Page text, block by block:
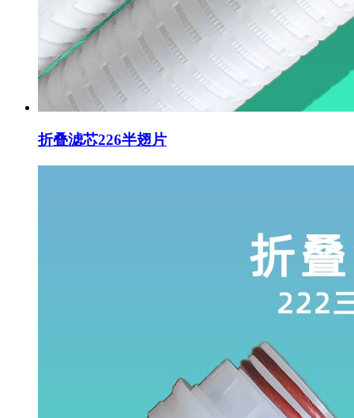
折叠滤芯226半翅片